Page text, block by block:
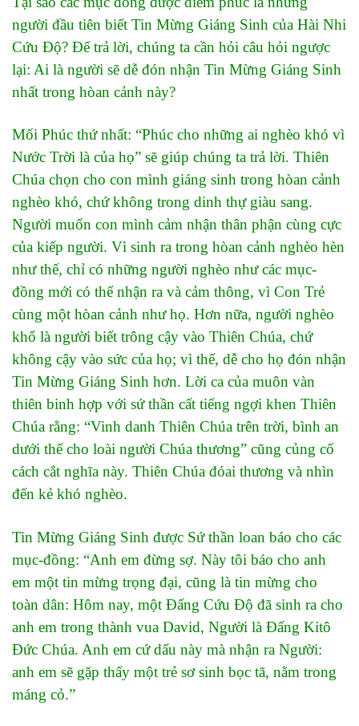
người đầu tiên biết Tin Mừng Giáng Sinh của Hài Nhi
Cứu Độ? Để trả lời, chúng ta cần hỏi câu hỏi ngược
lại: Ai là người sẽ dễ đón nhận Tin Mừng Giáng Sinh
nhất trong hòan cảnh này?
Mối Phúc thứ nhất: “Phúc cho những ai nghèo khó vì
Nước Trời là của họ” sẽ giúp chúng ta trả lời. Thiên
Chúa chọn cho con mình giáng sinh trong hòan cảnh
nghèo khó, chứ không trong dinh thự giàu sang.
Người muốn con mình cảm nhận thân phận cùng cực
của kiếp người. Vì sinh ra trong hòan cảnh nghèo hèn
như thế, chỉ có những người nghèo như các mục-
đồng mới có thể nhận ra và cảm thông, vì Con Trẻ
cùng một hòan cảnh như họ. Hơn nữa, người nghèo
khổ là người biết trông cậy vào Thiên Chúa, chứ
không cậy vào sức của họ; vì thế, dễ cho họ đón nhận
Tin Mừng Giáng Sinh hơn. Lời ca của muôn vàn
thiên binh hợp với sứ thần cất tiếng ngợi khen Thiên
Chúa rằng: “Vinh danh Thiên Chúa trên trời, bình an
dưới thế cho loài người Chúa thương” cũng củng cố
cách cắt nghĩa này. Thiên Chúa đóai thương và nhìn
đến kẻ khó nghèo.
Tin Mừng Giáng Sinh được Sứ thần loan báo cho các
mục-đồng: “Anh em đừng sợ. Này tôi báo cho anh
em một tin mừng trọng đại, cũng là tin mừng cho
toàn dân: Hôm nay, một Đấng Cứu Độ đã sinh ra cho
anh em trong thành vua David, Người là Đấng Kitô
Đức Chúa. Anh em cứ dấu này mà nhận ra Người:
anh em sẽ gặp thấy một trẻ sơ sinh bọc tã, nằm trong
máng cỏ.”